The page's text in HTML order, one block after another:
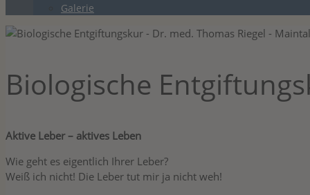
Galerie
Biologische
Aktive Leber – aktives Leben
Wie geht es eigentlich Ihrer Leber?
Weiß ich nicht! Die Leber tut mir ja nicht weh!